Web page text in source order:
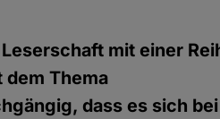
mit einer
Thema
dass es sich bei